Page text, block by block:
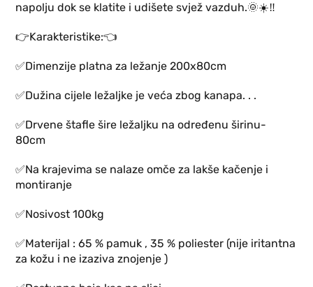
napolju dok se klatite i udišete svjež vazduh.🌞☀️‼️
👉Karakteristike:👈
✅Dimenzije platna za ležanje 200x80cm
✅Dužina cijele ležaljke je veća zbog kanapa. . .
✅Drvene štafle šire ležaljku na određenu širinu-
80cm
✅Na krajevima se nalaze omče za lakše kačenje i
montiranje
✅Nosivost 100kg
✅Materijal : 65 % pamuk , 35 % poliester (nije iritantna
za kožu i ne izaziva znojenje )